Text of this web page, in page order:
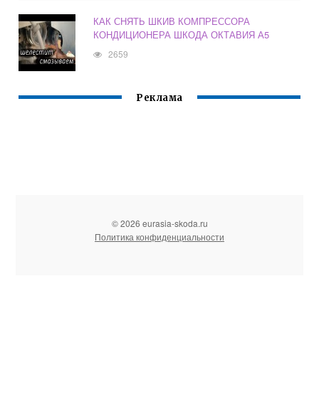
КАК СНЯТЬ ШКИВ КОМПРЕССОРА
КОНДИЦИОНЕРА ШКОДА ОКТАВИЯ А5
2659
Реклама
© 2026 eurasia-skoda.ru
Политика конфиденциальности